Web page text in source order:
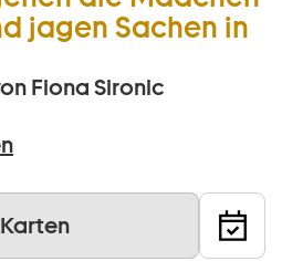
jagen Sachen in
Fiona Sironic
Karten